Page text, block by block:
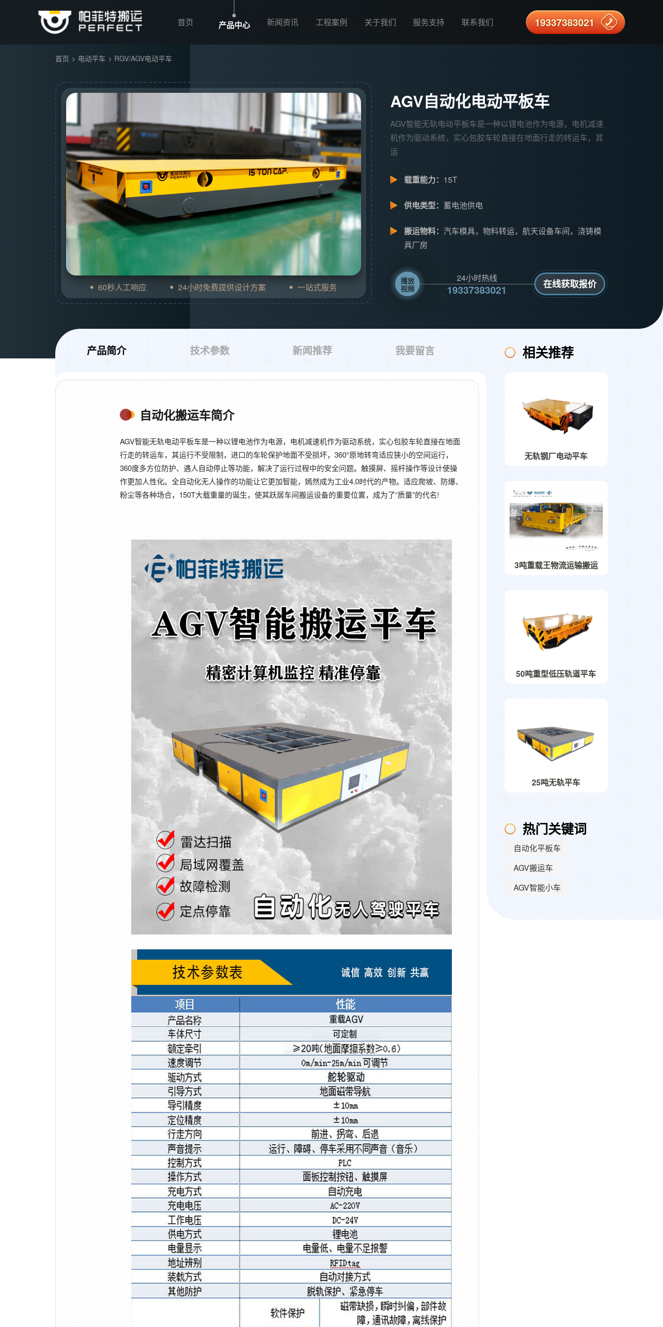
首页 产品中心 新闻资讯 工程案例 关于我们 服务支持 联系我们 19337383021
首页 > 电动平车 > RGV/AGV电动平车
60秒人工响应 24小时免费提供设计方案 一站式服务
AGV自动化电动平板车
AGV智能无轨电动平板车是一种以锂电池作为电源，电机减速
机作为驱动系统，实心包胶车轮直接在地面行走的转运车，其
运
载重能力： 15T
供电类型： 蓄电池供电
搬运物料： 汽车模具，物料转运，航天设备车间，浇铸模
具厂房
播放
视频
24小时热线
19337383021 在线获取报价
产品简介 技术参数 新闻推荐 我要留言
自动化搬运车简介
AGV智能无轨电动平板车是一种以锂电池作为电源，电机减速机作为驱动系统，实心包胶车轮直接在地面
行走的转运车，其运行不受限制，进口的车轮保护地面不受损坏，360°原地转弯适应狭小的空间运行，
360度多方位防护、遇人自动停止等功能，解决了运行过程中的安全问题。触摸屏、摇杆操作等设计使操
作更加人性化。全自动化无人操作的功能让它更加智能，嫣然成为工业4.0时代的产物。适应爬坡、防爆、
粉尘等各种场合，150T大载重量的诞生，使其跃居车间搬运设备的重要位置，成为了“质量”的代名!
相关推荐
无轨钢厂电动平车
3吨重载王物流运输搬运
50吨重型低压轨道平车
25吨无轨平车
热门关键词
自动化平板车
AGV搬运车
AGV智能小车